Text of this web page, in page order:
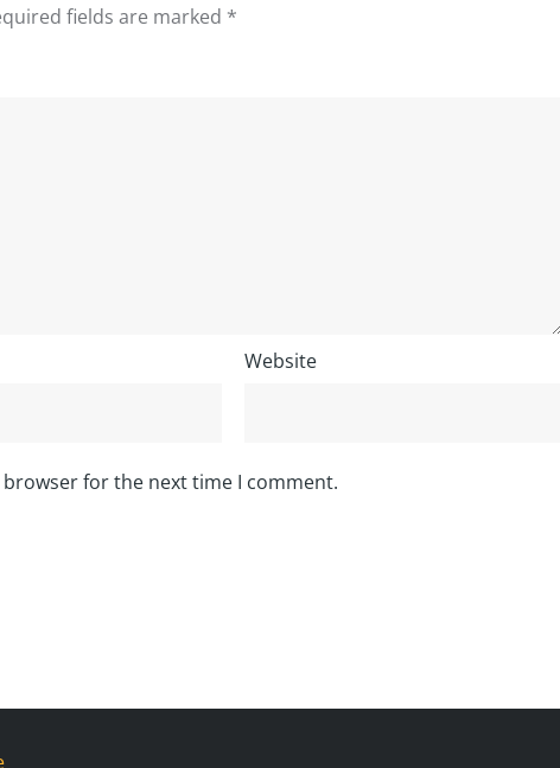
fields are marked *
Website
for the next time I comment.